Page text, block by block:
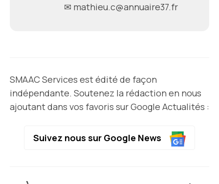
✉ mathieu.c@annuaire37.fr
SMAAC Services est édité de façon
indépendante. Soutenez la rédaction en nous
ajoutant dans vos favoris sur Google Actualités :
Suivez nous sur Google News